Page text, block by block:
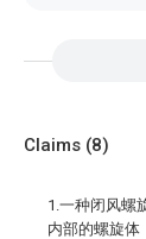
Claims (8)
1.一种闭风螺
内部的螺旋体